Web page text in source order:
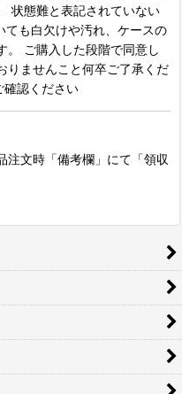
状態難と表記されていない
ても白欠けや汚れ、ケースの
。 ご購入した段階で同意し
りませんこと何卒ご了承くだ
確認ください
注文時「備考欄」にて「領収